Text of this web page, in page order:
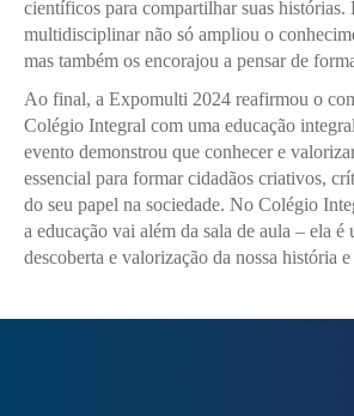
científicos para compartilhar suas histórias.
multidisciplinar não só ampliou o
mas também os encorajou a pensar de
Ao final, a Expomulti 2024 reafirmou o
Colégio Integral com uma educação
evento demonstrou que conhecer e
essencial para formar cidadãos criativos,
do seu papel na sociedade. No Colégio
a educação vai além da sala de aula – ela é
descoberta e valorização da nossa história